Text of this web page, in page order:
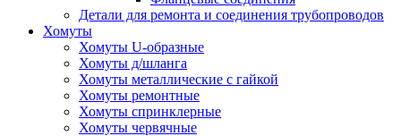
Детали для ремонта и соединения трубопроводов
Хомуты
Хомуты U-образные
Хомуты д/шланга
Хомуты металлические с гайкой
Хомуты ремонтные
Хомуты спринклерные
Хомуты червячные